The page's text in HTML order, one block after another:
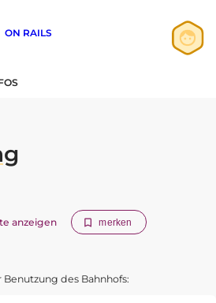
ON RAILS
anzeigen merken
des Bahnhofs: